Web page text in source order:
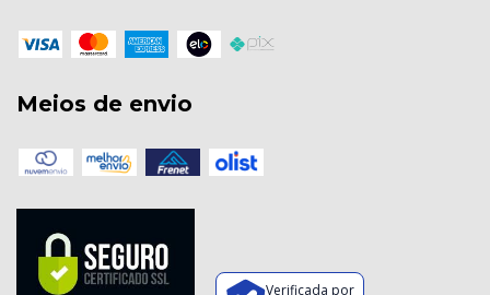
Meios de envio
Verificada por